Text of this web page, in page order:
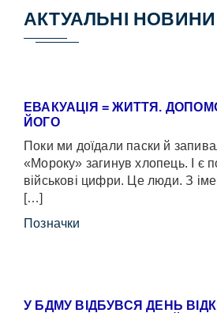
АКТУАЛЬНІ НОВИНИ
ЕВАКУАЦІЯ = ЖИТТЯ.
ЙОГО
Поки ми доїдали паски й
«Мороку» загинув хлопець. І є
військові цифри. Це люди. З
[…]
Позначки
У БДМУ ВІДБУВСЯ ДЕНЬ